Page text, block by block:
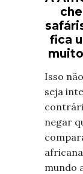
fica
Isso
seja
negar
mundo